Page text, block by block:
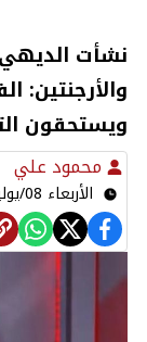
نشأت
والأرجنتين:
ويستحقون
محمود علي
الأربعاء 08/يوليو/2026 - 01:59 ص